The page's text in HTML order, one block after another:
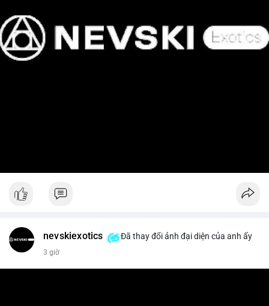
nevskiexotics Đã thay đổi ảnh đại diện của anh ấy
3 giờ